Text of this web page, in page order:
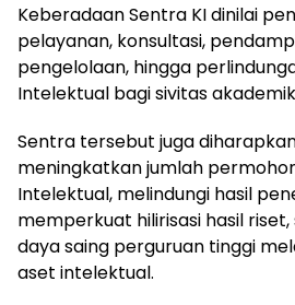
Keberadaan Sentra KI dinilai
pelayanan, konsultasi,
pengelolaan, hingga
Intelektual bagi sivitas
Sentra tersebut juga
meningkatkan jumlah
Intelektual, melindungi hasil
memperkuat hilirisasi hasil
daya saing perguruan tinggi
aset intelektual.